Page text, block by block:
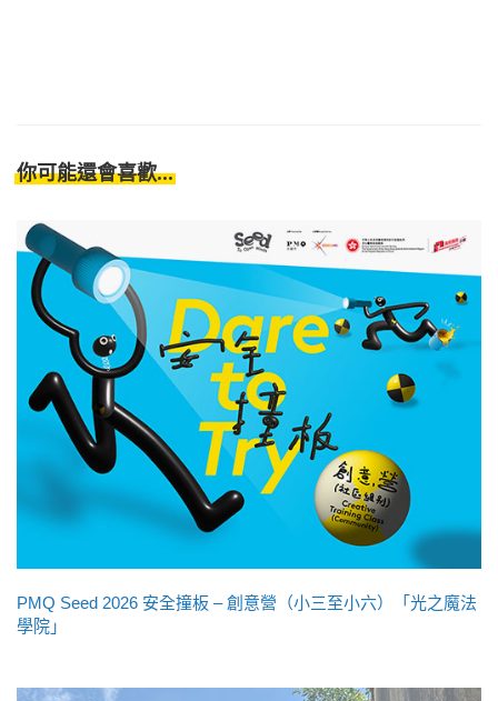
你可能還會喜歡...
PMQ Seed 2026 安全撞板 – 創意營（小三至小六）「光之魔法
學院」